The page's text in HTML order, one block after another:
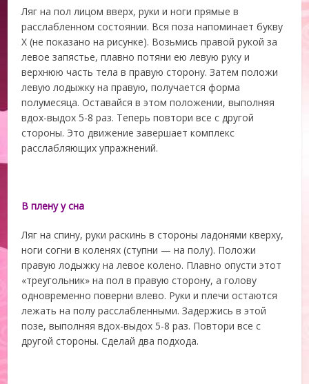
Ляг на пол лицом вверх, руки и ноги прямые в
расслабленном состоянии. Вся поза напоминает букву
X (не показано на рисунке). Возьмись правой рукой за
левое запястье, плавно потяни ею левую руку и
верхнюю часть тела в правую сторону. Затем положи
левую лодыжку на правую, получается форма
полумесяца. Оставайся в этом положении, выполняя
вдох-выдох 5-8 раз. Теперь повтори все с другой
стороны. Это движение завершает комплекс
расслабляющих упражнений.
В плену у сна
Ляг на спину, руки раскинь в стороны ладонями кверху,
ноги согни в коленях (ступни — на полу). Положи
правую лодыжку на левое колено. Плавно опусти этот
«треугольник» на пол в правую сторону, а голову
одновременно поверни влево. Руки и плечи остаются
лежать на полу расслабленными. Задержись в этой
позе, выполняя вдох-выдох 5-8 раз. Повтори все с
другой стороны. Сделай два подхода.